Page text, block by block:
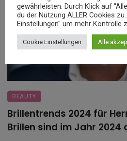
BEAUTY
Brillentrends 2024 für
Brillen sind im Jahr 2024
gewährleisten. Durch Klick auf
du der Nutzung ALLER Cookies
Einstellungen" um mehr Kontrolle
Cookie Einstellungen Alle